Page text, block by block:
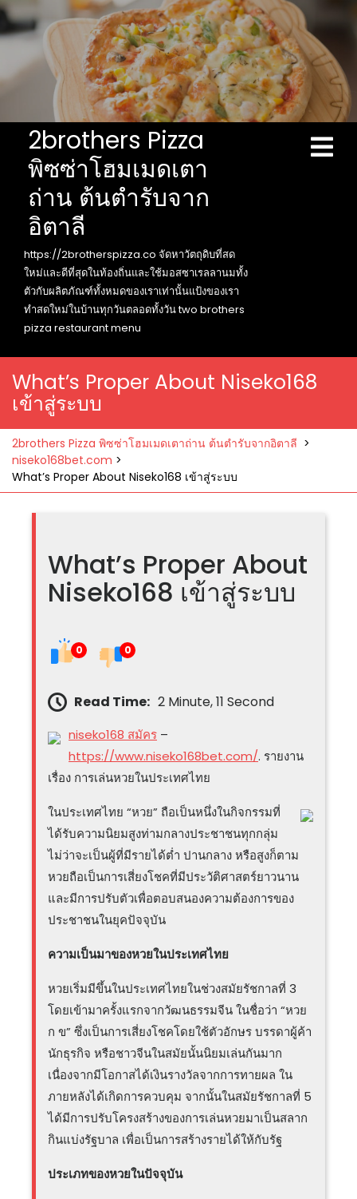
Skip
to
content
2brothers Pizza
พิซซ่าโฮมเมดเตา
ถ่าน ต้นตำรับจาก
อิตาลี
https://2brotherspizza.co จัดหาวัตถุดิบที่สด
ใหม่และดีที่สุดในท้องถิ่นและใช้มอสซาเรลลานมทั้ง
ตัวกับผลิตภัณฑ์ทั้งหมดของเราเท่านั้นแป้งของเรา
ทำสดใหม่ในบ้านทุกวันตลอดทั้งวัน two brothers
pizza restaurant menu
What’s Proper About Niseko168
เข้าสู่ระบบ
2brothers Pizza พิซซ่าโฮมเมดเตาถ่าน ต้นตำรับจากอิตาลี >
niseko168bet.com >
What’s Proper About Niseko168 เข้าสู่ระบบ
What’s Proper About
Niseko168 เข้าสู่ระบบ
0 0
Read Time: 2 Minute, 11 Second
niseko168 สมัคร –
https://www.niseko168bet.com/. รายงาน
เรื่อง การเล่นหวยในประเทศไทย
ในประเทศไทย “หวย” ถือเป็นหนึ่งในกิจกรรมที่
ได้รับความนิยมสูงท่ามกลางประชาชนทุกกลุ่ม
ไม่ว่าจะเป็นผู้ที่มีรายได้ต่ำ ปานกลาง หรือสูงก็ตาม
หวยถือเป็นการเสี่ยงโชคที่มีประวัติศาสตร์ยาวนาน
และมีการปรับตัวเพื่อตอบสนองความต้องการของ
ประชาชนในยุคปัจจุบัน
ความเป็นมาของหวยในประเทศไทย
หวยเริ่มมีขึ้นในประเทศไทยในช่วงสมัยรัชกาลที่ 3
โดยเข้ามาครั้งแรกจากวัฒนธรรมจีน ในชื่อว่า “หวย
ก ข” ซึ่งเป็นการเสี่ยงโชคโดยใช้ตัวอักษร บรรดาผู้ค้า
นักธุรกิจ หรือชาวจีนในสมัยนั้นนิยมเล่นกันมาก
เนื่องจากมีโอกาสได้เงินรางวัลจากการทายผล ใน
ภายหลังได้เกิดการควบคุม จากนั้นในสมัยรัชกาลที่ 5
ได้มีการปรับโครงสร้างของการเล่นหวยมาเป็นสลาก
กินแบ่งรัฐบาล เพื่อเป็นการสร้างรายได้ให้กับรัฐ
ประเภทของหวยในปัจจุบัน